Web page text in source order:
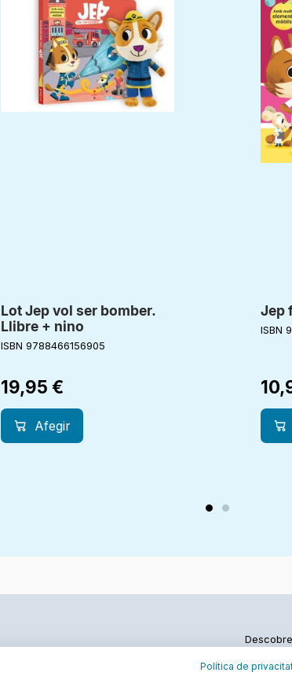
Lot Jep vol ser bomber.
Llibre + nino
ISBN 9788466156905
19,95 €
Afegir
Jep
ISBN
Política de